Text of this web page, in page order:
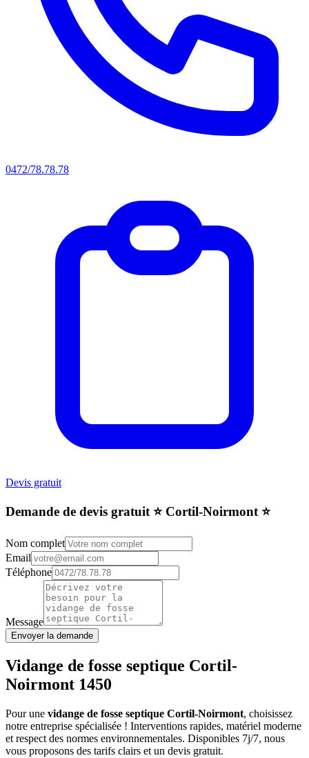
0472/78.78.78
Devis gratuit
Demande de devis gratuit ⭐️ Cortil-Noirmont ⭐️
Nom complet
Email
Téléphone
Message
Envoyer la demande
Vidange de fosse septique Cortil-
Noirmont 1450
Pour une vidange de fosse septique Cortil-Noirmont, choisissez
notre entreprise spécialisée ! Interventions rapides, matériel moderne
et respect des normes environnementales. Disponibles 7j/7, nous
vous proposons des tarifs clairs et un devis gratuit.